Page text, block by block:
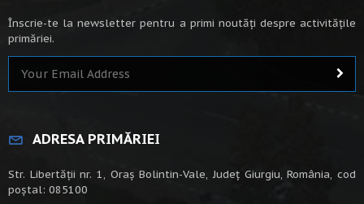
Înscrie-te la newsletter pentru a primi noutăți despre activitățile
primăriei.
ADRESA PRIMĂRIEI
Str. Libertății nr. 1, Oraș Bolintin-Vale, Județ Giurgiu, România, cod
poștal: 085100